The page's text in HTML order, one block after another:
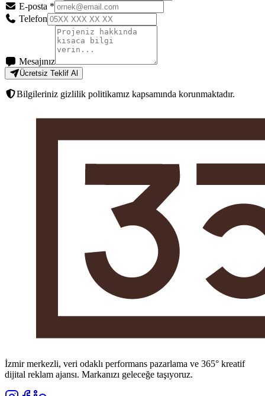
E-posta *
Telefon
Mesajınız
Ücretsiz Teklif Al
Bilgileriniz gizlilik politikamız kapsamında korunmaktadır.
İzmir merkezli, veri odaklı performans pazarlama ve 365° kreatif
dijital reklam ajansı. Markanızı geleceğe taşıyoruz.